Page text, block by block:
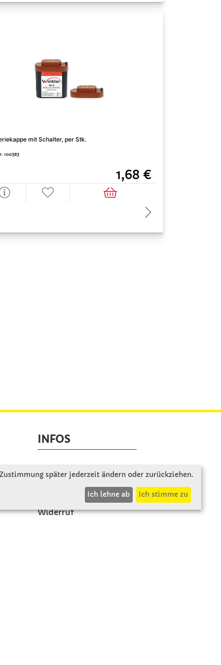
mit Schalter, per Stk.
100383
1,68 €
INFOS
Zahlung & Versand
Rücksendung
Widerruf
später jederzeit ändern oder zurückziehen.
Ich lehne ab Ich stimme zu